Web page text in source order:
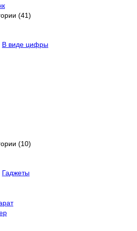
(41)
В виде цифры
(10)
Гаджеты